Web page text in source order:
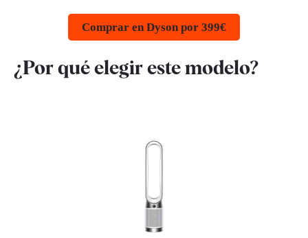
Comprar en Dyson por 399€
¿Por qué elegir este modelo?